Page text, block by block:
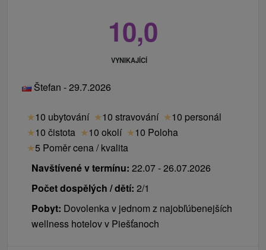
10,0
VYNIKAJÍCÍ
Štefan - 29.7.2026
★10 ubytování ★10 stravování ★10 personál
★10 čistota ★10 okolí ★10 Poloha
★5 Poměr cena / kvalita
Navštívené v termínu: 22.07 - 26.07.2026
Počet dospělých / dětí: 2/1
Pobyt: Dovolenka v jednom z najobľúbenejších
wellness hotelov v Piešťanoch